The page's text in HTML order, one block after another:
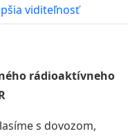
viditeľnosť
rádioaktívneho
s dovozom,